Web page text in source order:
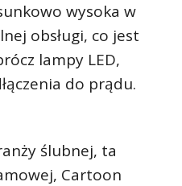
wysoka w
obsługi, co jest
lampy LED,
do prądu.
ślubnej, ta
Cartoon